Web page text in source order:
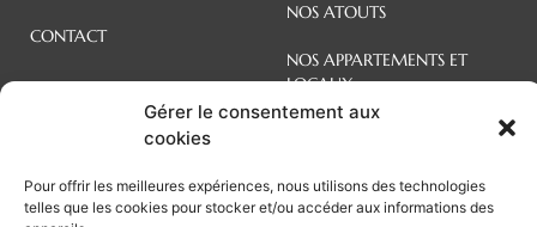
Gérer le consentement aux
cookies
Pour offrir les meilleures expériences, nous utilisons des technologies
telles que les cookies pour stocker et/ou accéder aux informations des
CONTACT
NOS ATOUTS
NOS APPARTEMENTS ET
LOCAUX
02 99 31 88 87